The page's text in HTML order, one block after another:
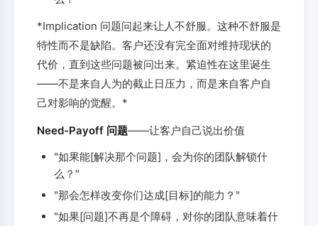
*Implication 问题问起来让人不舒服。这种不舒服是
特性而不是缺陷。客户还没有完全面对维持现状的
代价，直到这些问题被问出来。紧迫性在这里诞生
——不是来自人为的截止日压力，而是来自客户自
己对影响的觉醒。*
Need-Payoff 问题——让客户自己说出价值
"如果能[解决那个问题]，会为你的团队解锁什
么？"
"那会怎样改变你们达成[目标]的能力？"
"如果[问题]不再是个障碍，对你的团队意味着什